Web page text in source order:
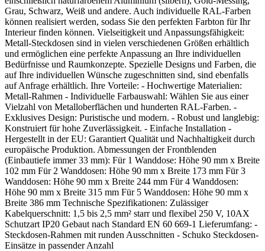
Grau, Schwarz, Weiß und andere. Auch individuelle RAL-Farben
können realisiert werden, sodass Sie den perfekten Farbton für Ihr
Interieur finden können. Vielseitigkeit und Anpassungsfähigkeit:
Metall-Steckdosen sind in vielen verschiedenen Größen erhältlich
und ermöglichen eine perfekte Anpassung an Ihre individuellen
Bedürfnisse und Raumkonzepte. Spezielle Designs und Farben, die
auf Ihre individuellen Wünsche zugeschnitten sind, sind ebenfalls
auf Anfrage erhältlich. Ihre Vorteile: - Hochwertige Materialien:
Metall-Rahmen - Individuelle Farbauswahl: Wählen Sie aus einer
Vielzahl von Metalloberflächen und hunderten RAL-Farben. -
Exklusives Design: Puristische und modern. - Robust und langlebig:
Konstruiert für hohe Zuverlässigkeit. - Einfache Installation -
Hergestellt in der EU: Garantiert Qualität und Nachhaltigkeit durch
europäische Produktion. Abmessungen der Frontblenden
(Einbautiefe immer 33 mm): Für 1 Wanddose: Höhe 90 mm x Breite
102 mm Für 2 Wanddosen: Höhe 90 mm x Breite 173 mm Für 3
Wanddosen: Höhe 90 mm x Breite 244 mm Für 4 Wanddosen:
Höhe 90 mm x Breite 315 mm Für 5 Wanddosen: Höhe 90 mm x
Breite 386 mm Technische Spezifikationen: Zulässiger
Kabelquerschnitt: 1,5 bis 2,5 mm² starr und flexibel 250 V, 10AX
Schutzart IP20 Gebaut nach Standard EN 60 669-1 Lieferumfang: -
Steckdosen-Rahmen mit runden Ausschnitten - Schuko Steckdosen-
Einsätze in passender Anzahl